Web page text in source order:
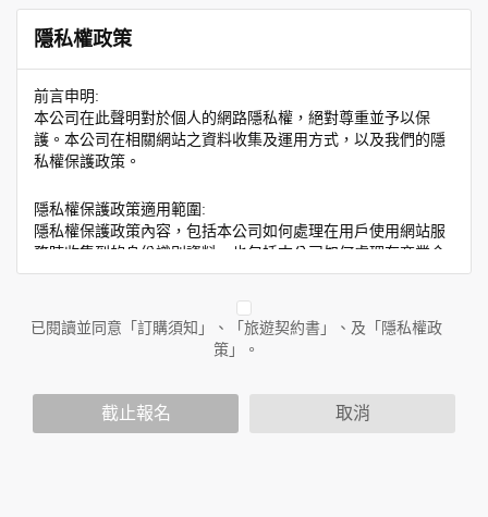
隱私權政策
前言申明:
本公司在此聲明對於個人的網路隱私權，絕對尊重並予以保
護。本公司在相關網站之資料收集及運用方式，以及我們的隱
私權保護政策。
隱私權保護政策適用範圍:
隱私權保護政策內容，包括本公司如何處理在用戶使用網站服
務時收集到的身份識別資料，也包括本公司如何處理在商業合
作與本公司合作時分享的任何身份識別資料。隱私權保護政策
人員。例如您透過本公司旗下網站上的廣告廠商連結，這些置
放連結的廠商也可能蒐集您個人的資料。對於您主動提供的個
人資訊，這些廣告廠商或連結網站有其個別的隱私權保護政
您個人在本網站上的聊天室或討論區中任意公開個人資料的行
已閱讀並同意「訂購須知」、「旅遊契約書」、及「隱私權政
策」。
截止報名 取消